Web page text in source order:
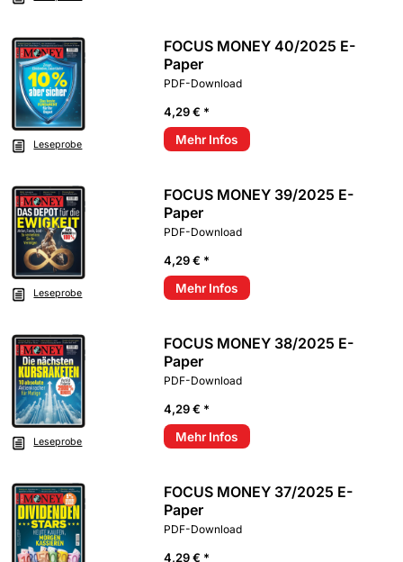
Leseprobe
FOCUS MONEY 40/2025 E-
Paper
PDF-Download
4,29 € *
Mehr Infos
Leseprobe
FOCUS MONEY 39/2025 E-
Paper
PDF-Download
4,29 € *
Mehr Infos
Leseprobe
FOCUS MONEY 38/2025 E-
Paper
PDF-Download
4,29 € *
Mehr Infos
FOCUS MONEY 37/2025 E-
Paper
PDF-Download
4,29 € *